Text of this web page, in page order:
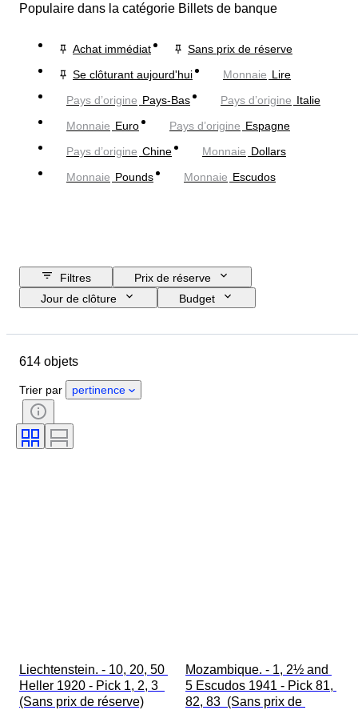
Populaire dans la catégorie Billets de banque
Achat immédiat
Sans prix de réserve
Se clôturant aujourd'hui
Monnaie Lire
Pays d’origine Pays-Bas Pays d’origine Italie
Monnaie Euro Pays d’origine Espagne
Pays d’origine Chine Monnaie Dollars
Monnaie Pounds Monnaie Escudos
Filtres
Prix de réserve
Jour de clôture
Budget
Monnaie
614 objets
Trier par pertinence
Liechtenstein. - 10, 20, 50
Heller 1920 - Pick 1, 2, 3
(Sans prix de réserve)
Mozambique. - 1, 2½ and
5 Escudos 1941 - Pick 81,
82, 83  (Sans prix de